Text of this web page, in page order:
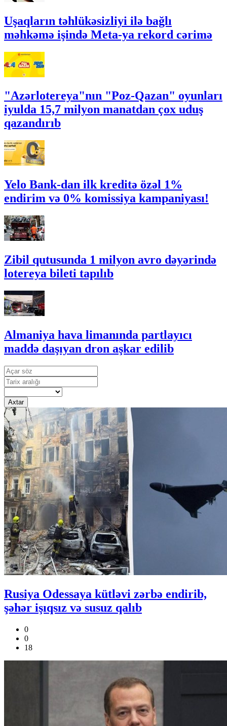
Uşaqların təhlükəsizliyi ilə bağlı
məhkəmə işində Meta-ya rekord cərimə
"Azərlotereya"nın "Poz-Qazan" oyunları
iyulda 15,7 milyon manatdan çox uduş
qazandırıb
Yelo Bank-dan ilk kreditə özəl 1%
endirim və 0% komissiya kampaniyası!
Zibil qutusunda 1 milyon avro dəyərində
lotereya bileti tapılıb
Almaniya hava limanında partlayıcı
maddə daşıyan dron aşkar edilib
Axtar
Rusiya Odessaya kütləvi zərbə endirib,
şəhər işıqsız və susuz qalıb
0
0
18